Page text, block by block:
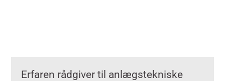
Erfaren rådgiver til anlægstekniske